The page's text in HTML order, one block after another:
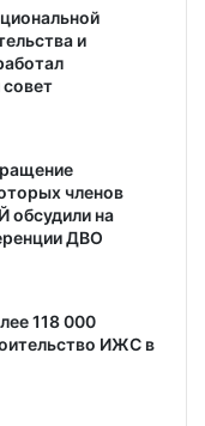
и
членов
на
ДВО
118 000
ИЖС в